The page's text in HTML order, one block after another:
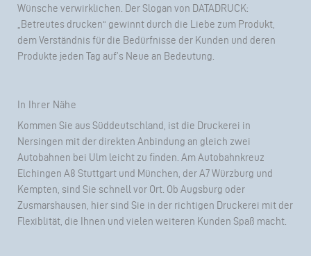
Wünsche verwirklichen. Der Slogan von DATADRUCK:
„Betreutes drucken“ gewinnt durch die Liebe zum Produkt,
dem Verständnis für die Bedürfnisse der Kunden und deren
Produkte jeden Tag auf’s Neue an Bedeutung.
In Ihrer Nähe
Kommen Sie aus Süddeutschland, ist die Druckerei in
Nersingen mit der direkten Anbindung an gleich zwei
Autobahnen bei Ulm leicht zu finden. Am Autobahnkreuz
Elchingen A8 Stuttgart und München, der A7 Würzburg und
Kempten, sind Sie schnell vor Ort. Ob Augsburg oder
Zusmarshausen, hier sind Sie in der richtigen Druckerei mit der
Flexiblität, die Ihnen und vielen weiteren Kunden Spaß macht.